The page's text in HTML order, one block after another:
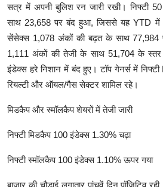
सत्र में अपनी बुलिश रन जारी रखी। निफ्टी
साथ 23,658 पर बंद हुआ, जिससे यह YTD में
सेंसेक्स 1,078 अंकों की बढ़त के साथ 77,984
1,111 अंकों की तेजी के साथ 51,704 के स्तर
इंडेक्स हरे निशान में बंद हुए। टॉप गेनर्स में
रियल्टी और ऑयल/गैस सेक्टर शामिल रहे।
मिडकैप और स्मॉलकैप शेयरों में तेजी जारी
निफ्टी मिडकैप 100 इंडेक्स 1.30% चढ़ा
निफ्टी स्मॉलकैप 100 इंडेक्स 1.10% ऊपर गया
बाजार की चौड़ाई लगातार पांचवें दिन पॉजिटिव